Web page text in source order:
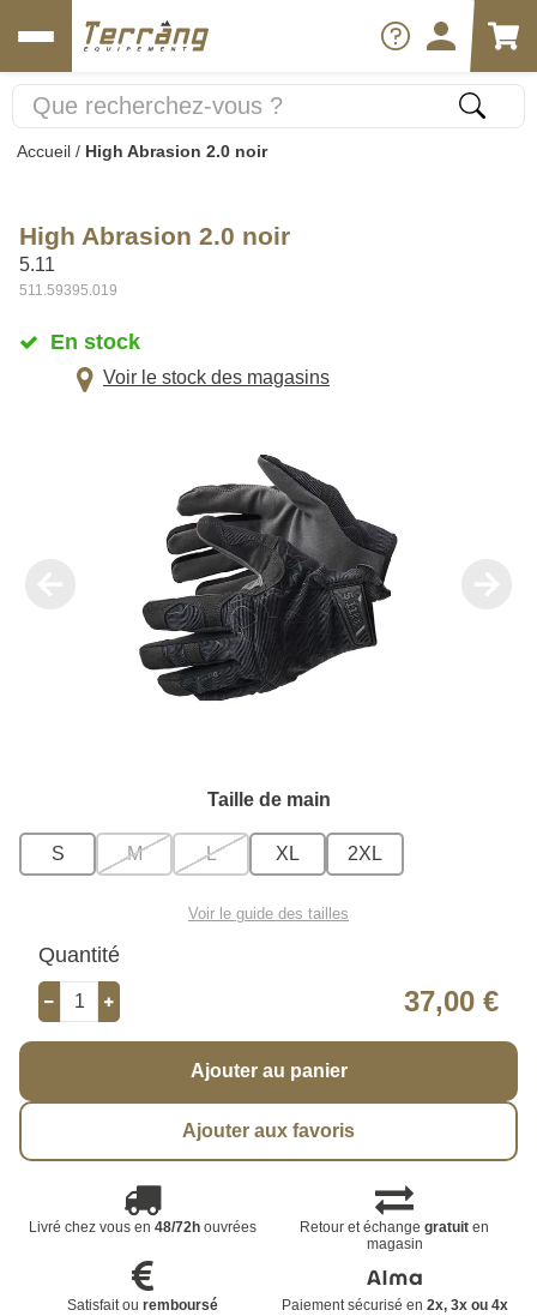
Accueil / High Abrasion 2.0 noir
High Abrasion 2.0 noir
5.11
511.59395.019
En stock
Voir le stock des magasins
Taille de main
S M L XL 2XL
Voir le guide des tailles
Quantité
37,00 €
Ajouter au panier
Ajouter aux favoris
Livré chez vous en 48/72houvrées Retour et échangegratuit en
magasin
Satisfait ou remboursé Paiement sécurisé en 2x, 3x ou 4x